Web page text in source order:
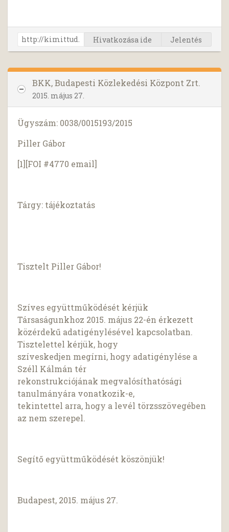
Hivatkozása ide Jelentés
BKK, Budapesti Közlekedési Központ Zrt.
2015. május 27.
Ügyszám: 0038/0015193/2015
Piller Gábor
[1][FOI #4770 email]
Tárgy: tájékoztatás
Tisztelt Piller Gábor!
Szíves együttműködését kérjük
Társaságunkhoz 2015. május 22-én érkezett
közérdekű adatigénylésével kapcsolatban.
Tisztelettel kérjük, hogy
szíveskedjen megírni, hogy adatigénylése a
Széll Kálmán tér
rekonstrukciójának megvalósíthatósági
tanulmányára vonatkozik-e,
tekintettel arra, hogy a levél törzsszövegében
az nem szerepel.
Segítő együttműködését köszönjük!
Budapest, 2015. május 27.